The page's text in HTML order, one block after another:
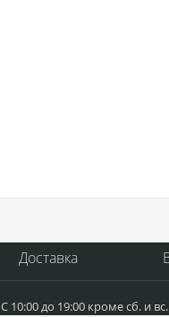
Доставка
С 10:00 до 19:00 кроме сб. и